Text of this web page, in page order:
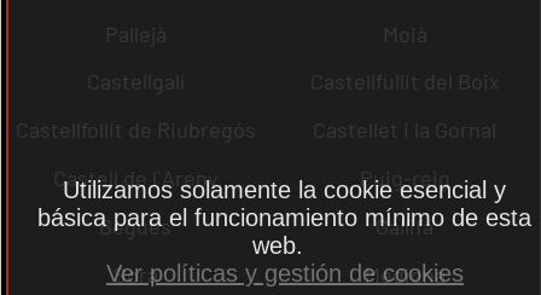
Pallejà
Moià
Castellgalí
Castellfullit del Boix
Castellfollit de Riubregós
Castellet i la Gornal
Castell de l´Areny
Puig-reig
Begues
Gallifa
Sora
Mediona
Utilizamos solamente la cookie esencial y
básica para el funcionamiento mínimo de esta
web.
Ver políticas y gestión de cookies